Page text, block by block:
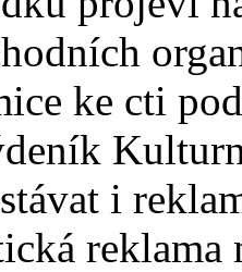
ke cti
i
reklama